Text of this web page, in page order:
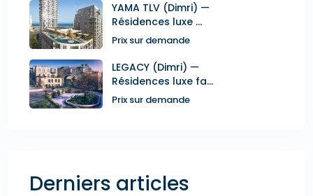
YAMA TLV (Dimri) —
Résidences luxe ...
Prix sur demande
LEGACY (Dimri) —
Résidences luxe fa...
Prix sur demande
Derniers articles